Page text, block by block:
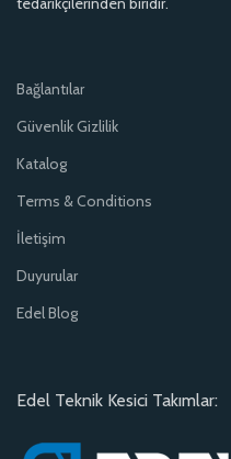
Bağlantılar
Güvenlik Gizlilik
Katalog
Terms & Conditions
İletişim
Duyurular
Edel Blog
Edel Teknik Kesici Takımlar: